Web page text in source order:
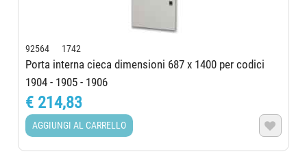
92564 1742
Porta interna cieca dimensioni 687 x 1400 per codici
1904 - 1905 - 1906
€ 214,83
AGGIUNGI AL CARRELLO 